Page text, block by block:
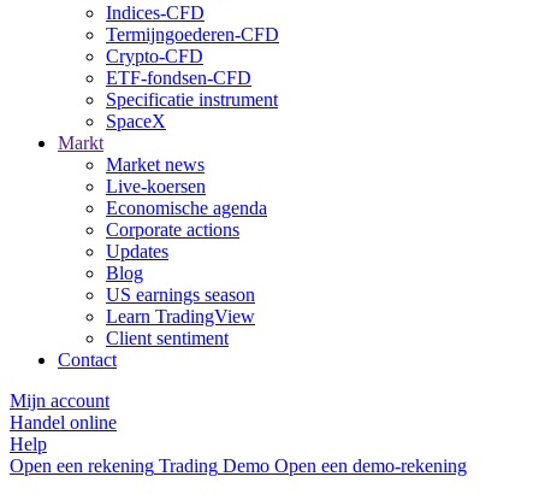
Indices-CFD
Termijngoederen-CFD
Crypto-CFD
ETF-fondsen-CFD
Specificatie instrument
SpaceX
Markt
Market news
Live-koersen
Economische agenda
Corporate actions
Updates
Blog
US earnings season
Learn TradingView
Client sentiment
Contact
Mijn account
Handel online
Help
Open een rekening Trading Demo Open een demo-rekening